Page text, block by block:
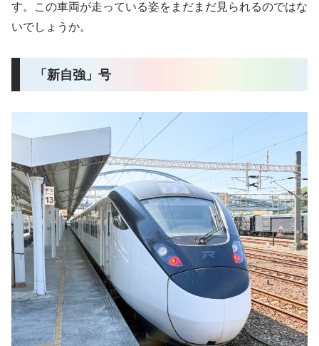
す。この車両が走っている姿をまだまだ見られるのではな
いでしょうか。
「新自強」号